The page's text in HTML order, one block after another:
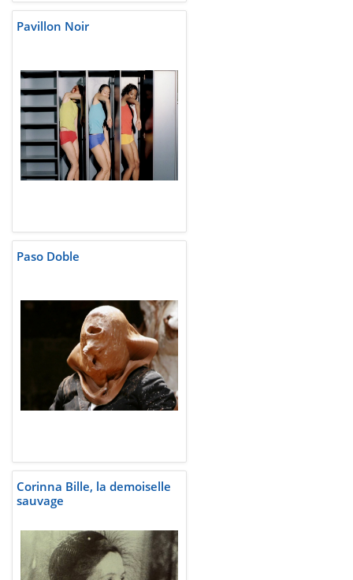
Pavillon Noir
Paso Doble
Corinna Bille, la demoiselle
sauvage